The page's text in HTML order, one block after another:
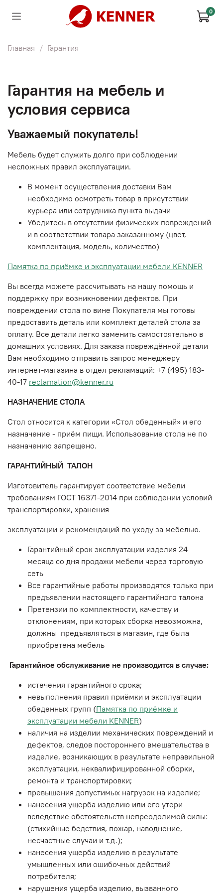
0
Главная Гарантия
Гарантия на мебель и
условия сервиса
Уважаемый покупатель!
Мебель будет служить долго при соблюдении
несложных правил эксплуатации.
В момент осуществления доставки Вам
необходимо осмотреть товар в присутствии
курьера или сотрудника пункта выдачи
Убедитесь в отсутствии физических повреждений
и в соответствии товара заказанному (цвет,
комплектация, модель, количество)
Памятка по приёмке и эксплуатации мебели KENNER
Вы всегда можете рассчитывать на нашу помощь и
поддержку при возникновении дефектов. При
повреждении стола по вине Покупателя мы готовы
предоставить деталь или комплект деталей стола за
оплату. Все детали легко заменить самостоятельно в
домашних условиях. Для заказа повреждённой детали
Вам необходимо отправить запрос менеджеру
интернет-магазина в отдел рекламаций: +7 (495) 183-
40-17 reclamation@kenner.ru
НАЗНАЧЕНИЕ СТОЛА
Стол относится к категории «Стол обеденный» и его
назначение - приём пищи. Использование стола не по
назначению запрещено.
ГАРАНТИЙНЫЙ ТАЛОН
Изготовитель гарантирует соответствие мебели
требованиям ГОСТ 16371-2014 при соблюдении условий
транспортировки, хранения
эксплуатации и рекомендаций по уходу за мебелью.
Гарантийный срок эксплуатации изделия 24
месяца со дня продажи мебели через торговую
сеть
Все гарантийные работы производятся только при
предъявлении настоящего гарантийного талона
Претензии по комплектности, качеству и
отклонениям, при которых сборка невозможна,
должны предъявляться в магазин, где была
приобретена мебель
Гарантийное обслуживание не производится в случае:
истечения гарантийного срока;
невыполнения правил приёмки и эксплуатации
обеденных групп (Памятка по приёмке и
эксплуатации мебели KENNER)
наличия на изделии механических повреждений и
дефектов, следов постороннего вмешательства в
изделие, возникающих в результате неправильной
эксплуатации, неквалифицированной сборки,
ремонта и транспортировки;
превышения допустимых нагрузок на изделие;
нанесения ущерба изделию или его утери
вследствие обстоятельств непреодолимой силы:
(стихийные бедствия, пожар, наводнение,
несчастные случаи и т.д.);
нанесения ущерба изделию в результате
умышленных или ошибочных действий
потребителя;
нарушения ущерба изделию, вызванного